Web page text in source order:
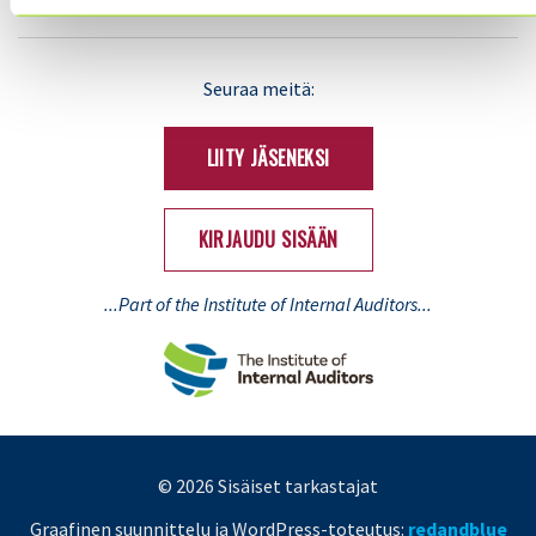
Seuraa meitä:
LIITY JÄSENEKSI
KIRJAUDU SISÄÄN
...Part of the Institute of Internal Auditors...
© 2026 Sisäiset tarkastajat
Graafinen suunnittelu ja WordPress-toteutus: redandblue